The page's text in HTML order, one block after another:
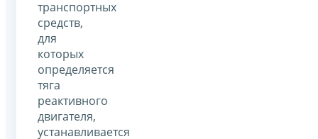
транспортных
средств,
для
которых
определяется
тяга
реактивного
двигателя,
устанавливается